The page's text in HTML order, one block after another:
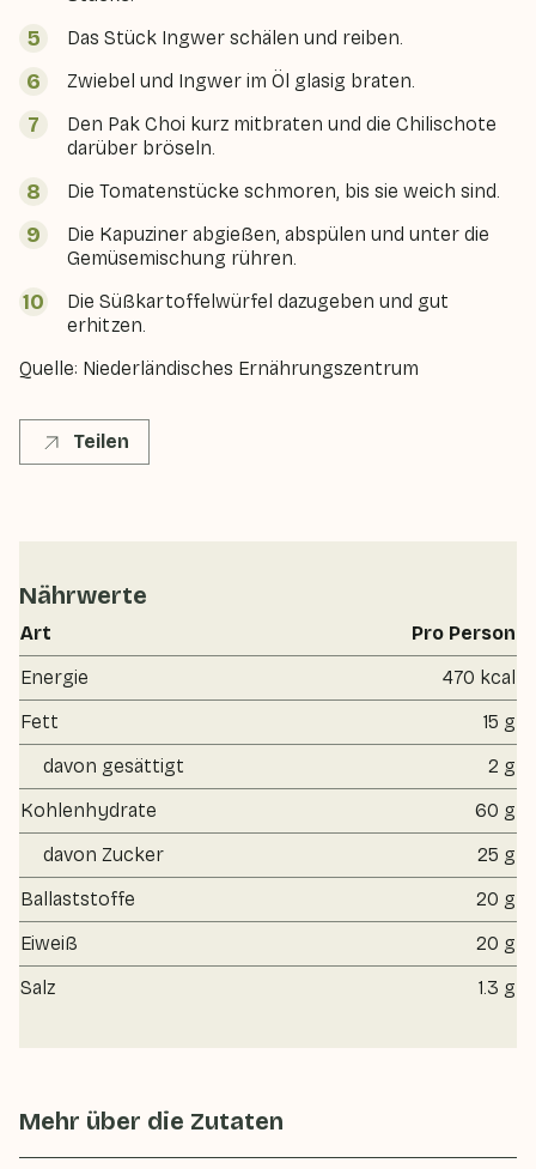
Das Stück Ingwer schälen und reiben.
Zwiebel und Ingwer im Öl glasig braten.
Den Pak Choi kurz mitbraten und die Chilischote
darüber bröseln.
Die Tomatenstücke schmoren, bis sie weich sind.
Die Kapuziner abgießen, abspülen und unter die
Gemüsemischung rühren.
Die Süßkartoffelwürfel dazugeben und gut
erhitzen.
Quelle: Niederländisches Ernährungszentrum
Teilen
Nährwerte
Art
Pro Person
Energie
470 kcal
Fett
15 g
davon gesättigt
2 g
Kohlenhydrate
60 g
davon Zucker
25 g
Ballaststoffe
20 g
Eiweiß
20 g
Salz
1.3 g
Mehr über die Zutaten